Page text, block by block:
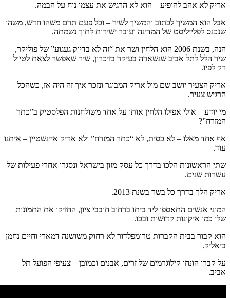
אריק לא אהב להופיע – הוא לא הרגיש את עצמו נוח על הבמה.
אבל הוא המשיך לכתוב והמשיך לשיר – וכל פעם תרם משהו חדש, משהו
שנכנס לפלייליסט של המדינה ועובר ישירות לתוך נשמתה.
הנה, בשנת 2006 הוא הלחין ושר את “זה לא בדיוק געגוע” של פוליקר,
שיר הלל לתל אביב שנשארה בעיקר בזיכרון, שיר שאפשר לצאת לטיול
רק לפיו.
אריק הצעיר יושב שם מול אריק המבוגר ונזכר איך זה היה אז, כשהכל
הרגיש צעיר.
מי יודע – אולי אפילו הלחין אותו על אחד משולחנות הפלסטיק ב”כתר
המזרח”?
אף אחד מאלו – לא כסית, לא “כתר המזרח” ולא אריק איינשטיין – איתנו
עוד.
שתי הראשונות הלכו בדרך כל עסק מזון בישראל ונסגרו אחרי פעילות של
עשרות שנים.
אריק הלך בדרך כל בשר בשנת 2013.
המוני אנשים התאספו ליד ביתו ברחוב חובבי ציון, החזיקו את התמונות
שלו כמו איקונות קדושות ובכו.
הוא קבור בבית הקברות טרומפלדור לא רחוק משושנה דמארי וחיים נחמן
ביאליק.
על קברו הונחו קילוגרמים של זרים, אבנים וכמובן – צעיפי הפועל תל
אביב.